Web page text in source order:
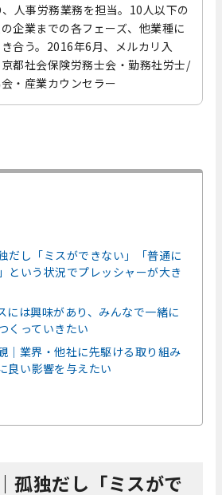
人事労務業務を担当。10人以下の
企業までの各フェーズ、他業種に
合う。2016年6月、メルカリ入
都社会保険労務士会・勤務社労士/
・産業カウンセラー
だし「ミスができない」「普通に
という状況でプレッシャーが大き
には興味があり、みんなで一緒に
くっていきたい
｜業界・他社に先駆ける取り組み
良い影響を与えたい
孤独だし「ミスがで